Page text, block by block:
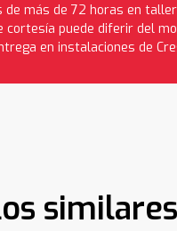
de más de 72 horas en taller
cortesía puede diferir del
en instalaciones de
similares